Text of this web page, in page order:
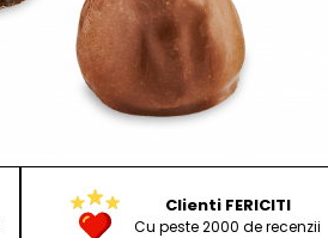
Clienti FERICITI
Cu peste 2000 de recenzii